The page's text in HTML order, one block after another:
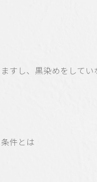
すし、黒染めをしてい
件とは